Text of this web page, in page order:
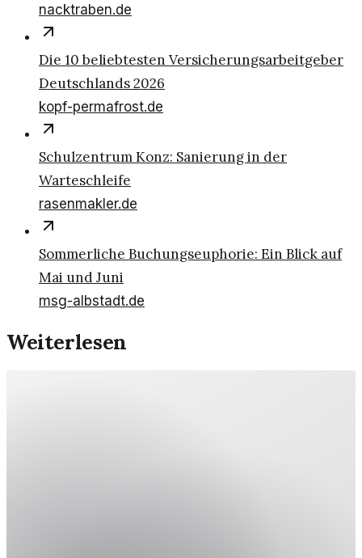
nacktraben.de
Die 10 beliebtesten Versicherungsarbeitgeber
Deutschlands 2026
kopf-permafrost.de
Schulzentrum Konz: Sanierung in der
Warteschleife
rasenmakler.de
Sommerliche Buchungseuphorie: Ein Blick auf
Mai und Juni
msg-albstadt.de
Weiterlesen